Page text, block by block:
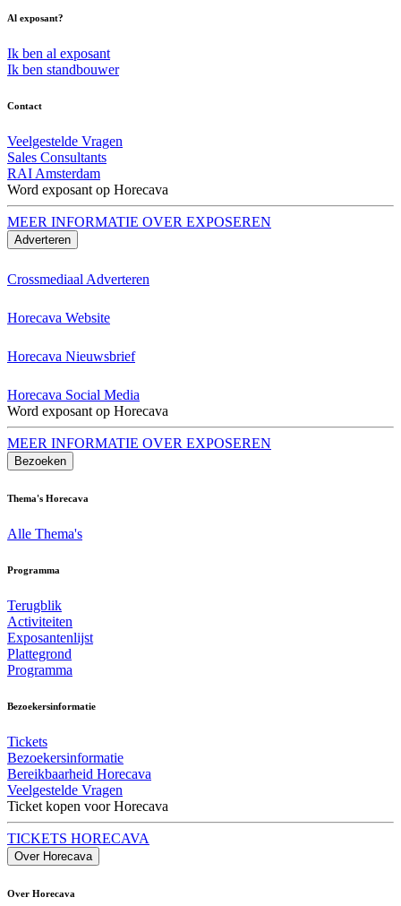
Al exposant?
Ik ben al exposant
Ik ben standbouwer
Contact
Veelgestelde Vragen
Sales Consultants
RAI Amsterdam
Word exposant op Horecava
MEER INFORMATIE OVER EXPOSEREN
Adverteren
Crossmediaal Adverteren
Horecava Website
Horecava Nieuwsbrief
Horecava Social Media
Word exposant op Horecava
MEER INFORMATIE OVER EXPOSEREN
Bezoeken
Thema's Horecava
Alle Thema's
Programma
Terugblik
Activiteiten
Exposantenlijst
Plattegrond
Programma
Bezoekersinformatie
Tickets
Bezoekersinformatie
Bereikbaarheid Horecava
Veelgestelde Vragen
Ticket kopen voor Horecava
TICKETS HORECAVA
Over Horecava
Over Horecava